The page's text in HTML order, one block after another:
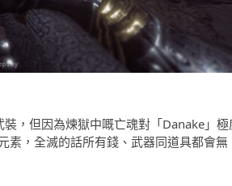
，但因為煉獄中嘅亡魂對「Danake」極
素，全滅的話所有錢、武器同道具都會無